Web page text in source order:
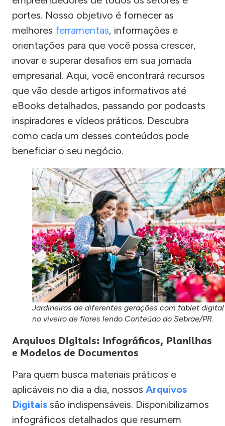
portes. Nosso objetivo é fornecer as
melhores ferramentas, informações e
orientações para que você possa crescer,
inovar e superar desafios em sua jornada
empresarial. Aqui, você encontrará recursos
que vão desde artigos informativos até
eBooks detalhados, passando por podcasts
inspiradores e vídeos práticos. Descubra
como cada um desses conteúdos pode
beneficiar o seu negócio.
Jardineiros de diferentes gerações com tablet digital
no viveiro de flores lendo Conteúdo do Sebrae/PR.
Arquivos Digitais: Infográficos, Planilhas
e Modelos de Documentos
Para quem busca materiais práticos e
aplicáveis no dia a dia, nossos Arquivos
Digitais são indispensáveis. Disponibilizamos
infográficos detalhados que resumem